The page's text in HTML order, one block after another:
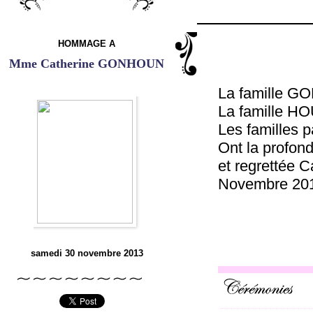
HOMMAGE A
Mme Catherine GONHOUN
samedi 30 novembre 2013
La famille
La famille
Les familles
Ont la
et regrettée
Novembre